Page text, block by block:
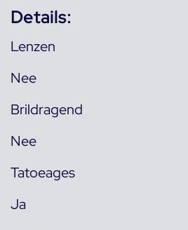
Details:
Lenzen
Nee
Brildragend
Nee
Tatoeages
Ja